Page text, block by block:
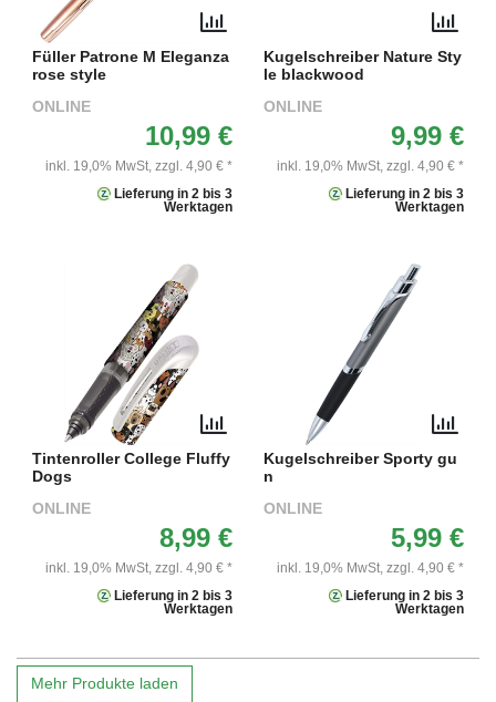
Füller Patrone M Eleganza
rose style
ONLINE
10,99 €
inkl. 19,0% MwSt, zzgl. 4,90 € *
Lieferung in 2 bis 3
Werktagen
Kugelschreiber Nature Sty
le blackwood
ONLINE
9,99 €
inkl. 19,0% MwSt, zzgl. 4,90 € *
Lieferung in 2 bis 3
Werktagen
Tintenroller College Fluffy
Dogs
ONLINE
8,99 €
inkl. 19,0% MwSt, zzgl. 4,90 € *
Lieferung in 2 bis 3
Werktagen
Kugelschreiber Sporty gu
n
ONLINE
5,99 €
inkl. 19,0% MwSt, zzgl. 4,90 € *
Lieferung in 2 bis 3
Werktagen
Mehr Produkte laden